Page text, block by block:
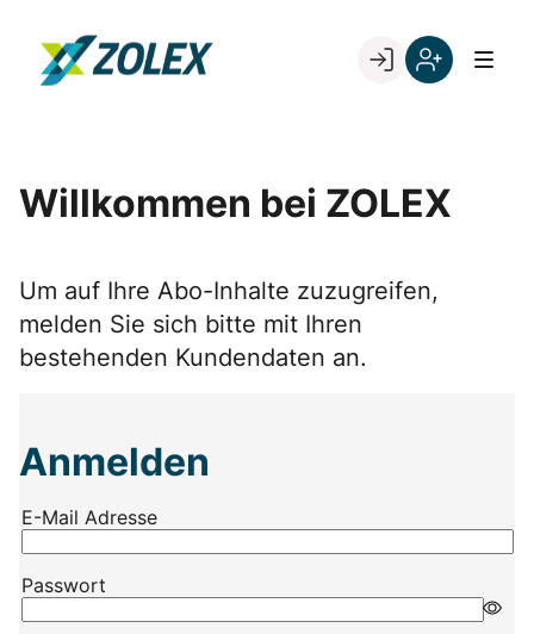
content
Go to landing page.
mit
Ihrer
Willkommen bei ZOLEX
Um auf Ihre Abo-Inhalte zuzugreifen,
melden Sie sich bitte mit Ihren
bestehenden Kundendaten an.
Anmelden